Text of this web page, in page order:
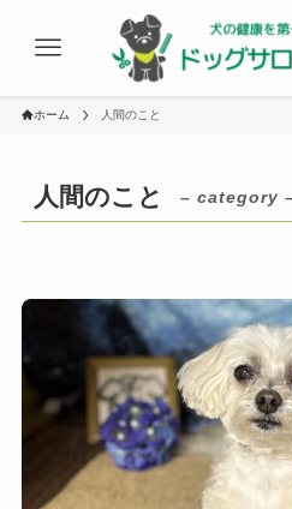
ホーム 人間のこと
人間のこと – category